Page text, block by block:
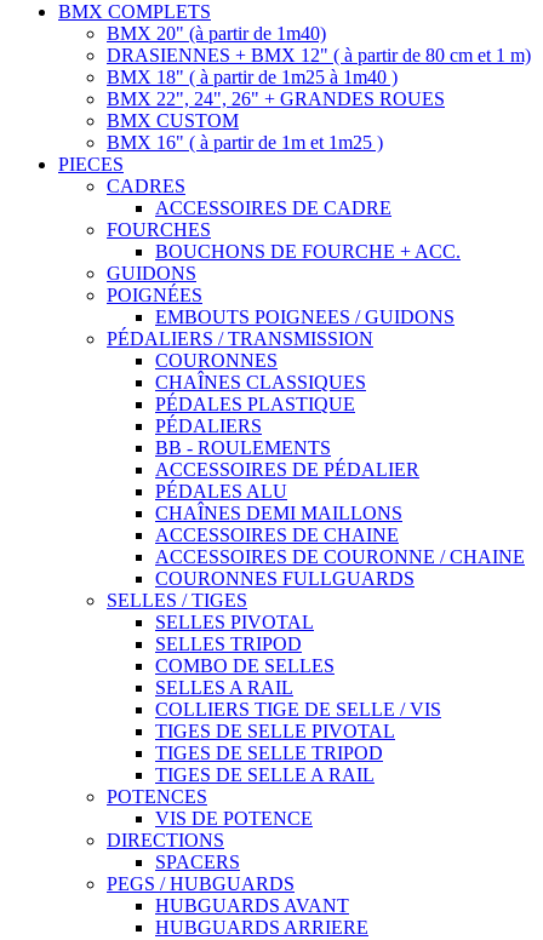
BMX COMPLETS
BMX 20" (à partir de 1m40)
DRASIENNES + BMX 12" ( à partir de 80 cm et 1 m)
BMX 18" ( à partir de 1m25 à 1m40 )
BMX 22", 24", 26" + GRANDES ROUES
BMX CUSTOM
BMX 16" ( à partir de 1m et 1m25 )
PIECES
CADRES
ACCESSOIRES DE CADRE
FOURCHES
BOUCHONS DE FOURCHE + ACC.
GUIDONS
POIGNÉES
EMBOUTS POIGNEES / GUIDONS
PÉDALIERS / TRANSMISSION
COURONNES
CHAÎNES CLASSIQUES
PÉDALES PLASTIQUE
PÉDALIERS
BB - ROULEMENTS
ACCESSOIRES DE PÉDALIER
PÉDALES ALU
CHAÎNES DEMI MAILLONS
ACCESSOIRES DE CHAINE
ACCESSOIRES DE COURONNE / CHAINE
COURONNES FULLGUARDS
SELLES / TIGES
SELLES PIVOTAL
SELLES TRIPOD
COMBO DE SELLES
SELLES A RAIL
COLLIERS TIGE DE SELLE / VIS
TIGES DE SELLE PIVOTAL
TIGES DE SELLE TRIPOD
TIGES DE SELLE A RAIL
POTENCES
VIS DE POTENCE
DIRECTIONS
SPACERS
PEGS / HUBGUARDS
HUBGUARDS AVANT
HUBGUARDS ARRIERE